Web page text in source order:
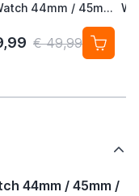
44mm / 45mm
/ 49mm Smokey
Particle Beige
€ 49,99
44mm / 45mm /